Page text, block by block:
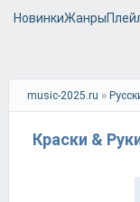
НовинкиЖанры
music-2025.ru »
Краски &